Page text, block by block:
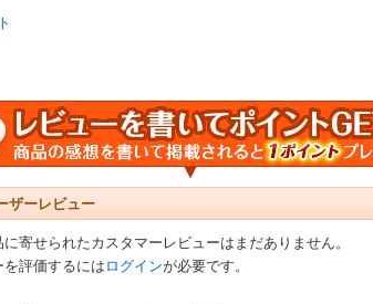
ザーレビュー
に寄せられたカスタマーレビューはまだありません。
を評価するにはログインが必要です。